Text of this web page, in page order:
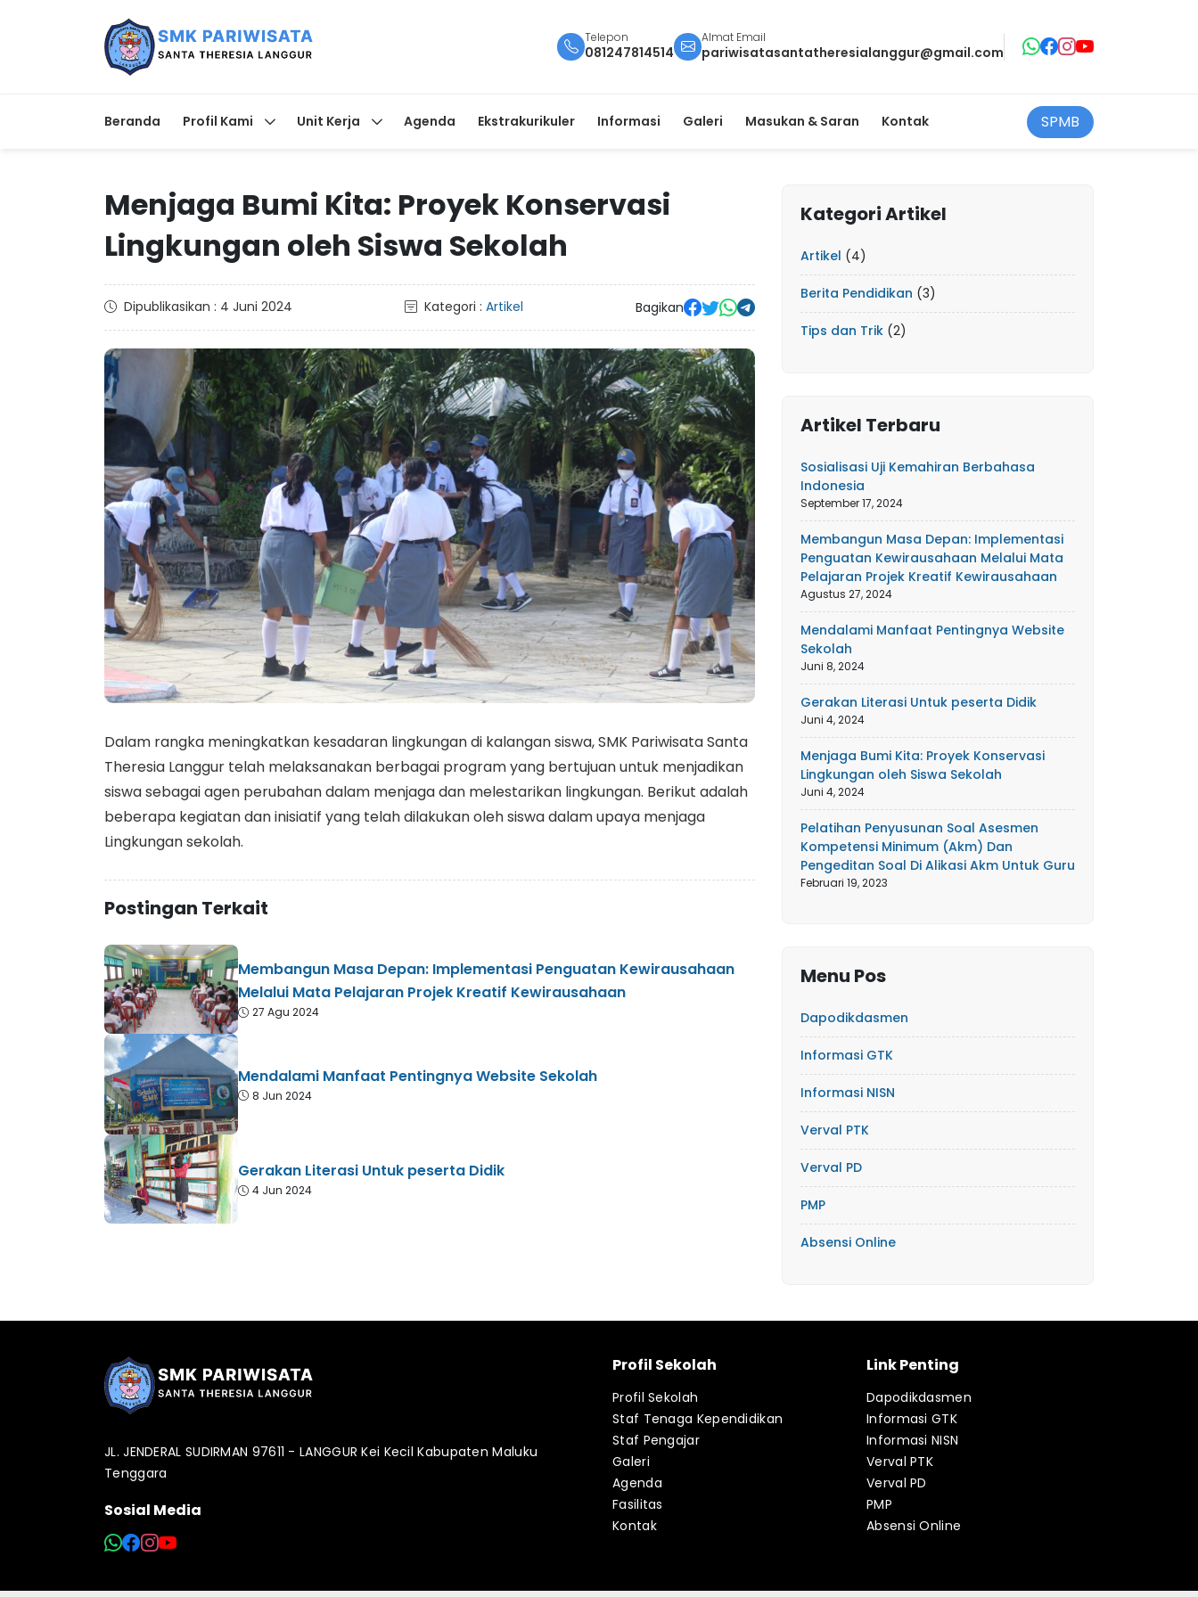
Telepon
081247814514
Almat Email
pariwisatasantatheresialanggur@gmail.com
Beranda Profil Kami Unit Kerja Agenda Ekstrakurikuler Informasi Galeri Masukan & Saran Kontak SPMB
Menjaga Bumi Kita: Proyek Konservasi
Lingkungan oleh Siswa Sekolah
Dipublikasikan : 4 Juni 2024 Kategori : Artikel Bagikan
Dalam rangka meningkatkan kesadaran lingkungan di kalangan siswa, SMK Pariwisata Santa
Theresia Langgur telah melaksanakan berbagai program yang bertujuan untuk menjadikan
siswa sebagai agen perubahan dalam menjaga dan melestarikan lingkungan. Berikut adalah
beberapa kegiatan dan inisiatif yang telah dilakukan oleh siswa dalam upaya menjaga
Lingkungan sekolah.
Postingan Terkait
Membangun Masa Depan: Implementasi Penguatan Kewirausahaan
Melalui Mata Pelajaran Projek Kreatif Kewirausahaan
27 Agu 2024
Mendalami Manfaat Pentingnya Website Sekolah
8 Jun 2024
Gerakan Literasi Untuk peserta Didik
4 Jun 2024
Kategori Artikel
Artikel (4)
Berita Pendidikan (3)
Tips dan Trik (2)
Artikel Terbaru
Sosialisasi Uji Kemahiran Berbahasa
Indonesia
September 17, 2024
Membangun Masa Depan: Implementasi
Penguatan Kewirausahaan Melalui Mata
Pelajaran Projek Kreatif Kewirausahaan
Agustus 27, 2024
Mendalami Manfaat Pentingnya Website
Sekolah
Juni 8, 2024
Gerakan Literasi Untuk peserta Didik
Juni 4, 2024
Menjaga Bumi Kita: Proyek Konservasi
Lingkungan oleh Siswa Sekolah
Juni 4, 2024
Pelatihan Penyusunan Soal Asesmen
Kompetensi Minimum (Akm) Dan
Pengeditan Soal Di Alikasi Akm Untuk Guru
Februari 19, 2023
Menu Pos
Dapodikdasmen
Informasi GTK
Informasi NISN
Verval PTK
Verval PD
PMP
Absensi Online
JL. JENDERAL SUDIRMAN 97611 - LANGGUR Kei Kecil Kabupaten Maluku
Tenggara
Sosial Media
Profil Sekolah
Profil Sekolah
Staf Tenaga Kependidikan
Staf Pengajar
Galeri
Agenda
Fasilitas
Kontak
Link Penting
Dapodikdasmen
Informasi GTK
Informasi NISN
Verval PTK
Verval PD
PMP
Absensi Online